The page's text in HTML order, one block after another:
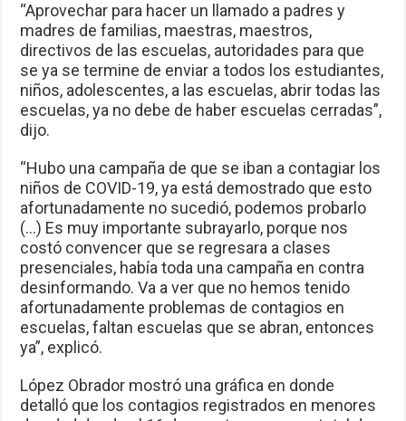
“Aprovechar para hacer un llamado a padres y
madres de familias, maestras, maestros,
directivos de las escuelas, autoridades para que
se ya se termine de enviar a todos los estudiantes,
niños, adolescentes, a las escuelas, abrir todas las
escuelas, ya no debe de haber escuelas cerradas”,
dijo.
“Hubo una campaña de que se iban a contagiar los
niños de COVID-19, ya está demostrado que esto
afortunadamente no sucedió, podemos probarlo
(…) Es muy importante subrayarlo, porque nos
costó convencer que se regresara a clases
presenciales, había toda una campaña en contra
desinformando. Va a ver que no hemos tenido
afortunadamente problemas de contagios en
escuelas, faltan escuelas que se abran, entonces
ya”, explicó.
López Obrador mostró una gráfica en donde
detalló que los contagios registrados en menores